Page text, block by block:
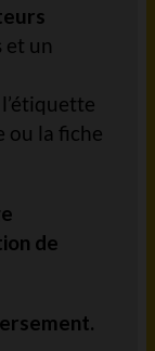
et un
ou la fiche
de